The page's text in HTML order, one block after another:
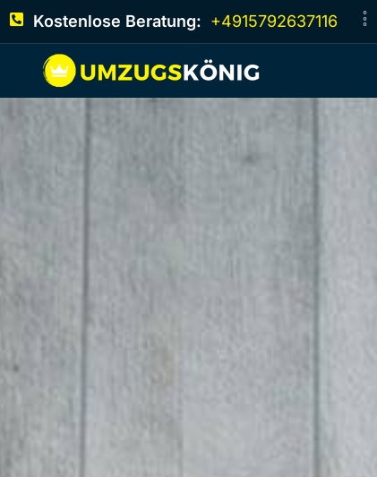
Kostenlose Beratung: +4915792637116